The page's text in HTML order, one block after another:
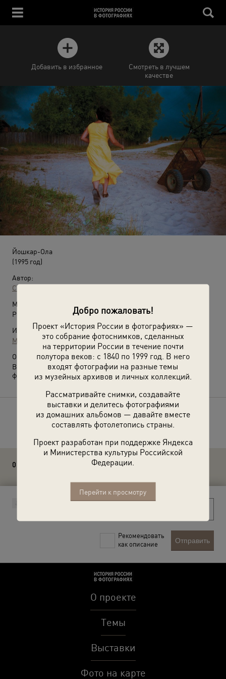
Добро пожаловать!
Проект «История России в фотографиях» —
это собрание фотоснимков, сделанных
на территории России в течение почти
полутора веков: с 1840 по 1999 год. В него
входят фотографии на разные темы
из музейных архивов и личных коллекций.
Рассматривайте снимки, создавайте
выставки и делитесь фотографиями
из домашних альбомов — давайте вместе
составлять фотолетопись страны.
Проект разработан при поддержке Яндекса
и Министерства культуры Российской
Федерации.
Перейти к просмотру
Добавить в избранное
Смотреть в лучшем
качестве
Йошкар-Ола
(1995 год)
Автор:
Сергей Чиликов
Место съемки:
Республика Марий Эл, г. Йошкар-Ола
Источники:
МАММ / МДФ
О фотографии:
Видеолекция«Сергей Чиликов. Фотопровокации»с этой
фотографией.
Расскажите друзьям об этом фото
0 комментариев
Рекомендовать
как описание
Отправить
О проекте
Темы
Выставки
Фото на карте